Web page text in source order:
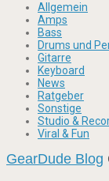
Allgemein
Amps
Bass
Drums und
Gitarre
Keyboard
News
Ratgeber
Sonstige
Studio &
Viral & Fun
GearDude Blog